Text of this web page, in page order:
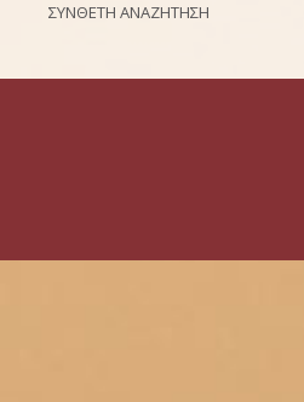
ΣΥΝΘΕΤΗ ΑΝΑΖΗΤΗΣΗ